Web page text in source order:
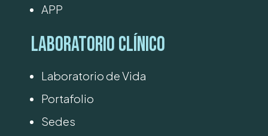
APP
Laboratorio Clínico
Laboratorio de Vida
Portafolio
Sedes